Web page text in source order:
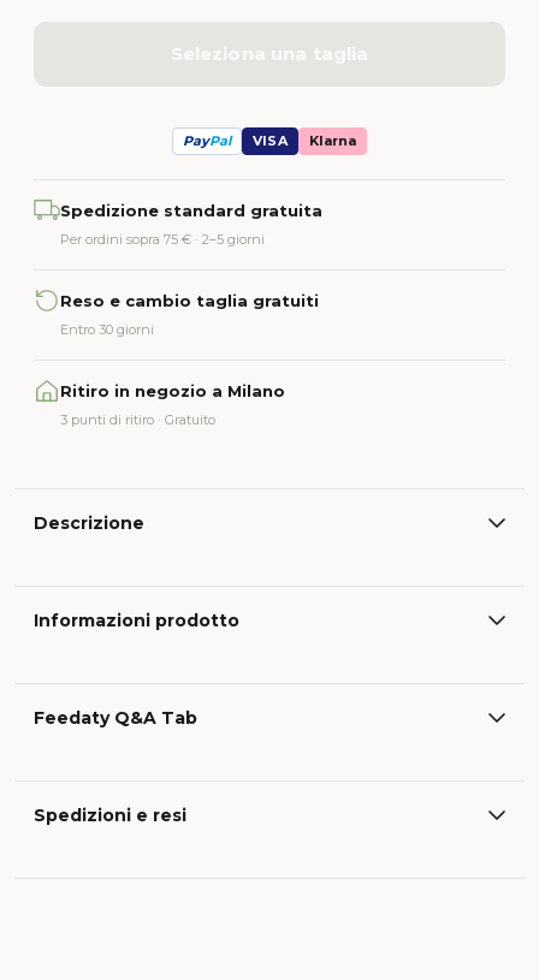
Seleziona una taglia
PayPal VISA Klarna
Spedizione standard gratuita
Per ordini sopra 75 € · 2–5 giorni
Reso e cambio taglia gratuiti
Entro 30 giorni
Ritiro in negozio a Milano
3 punti di ritiro · Gratuito
Descrizione
Informazioni prodotto
Feedaty Q&A Tab
Spedizioni e resi